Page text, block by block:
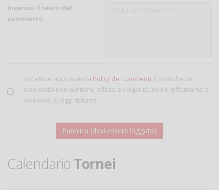
Inserisci il testo del
commento
Ho letto e approvato la Policy dei commenti. Il post che sto
inserendo non contiene offese e volgarità, non è diffamante e
non viola le leggi italiane.
Calendario Tornei